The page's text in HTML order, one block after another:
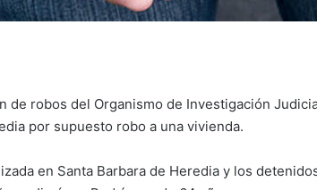
de robos del Organismo de Investigación
por supuesto robo a una vivienda.
en Santa Barbara de Heredia y los